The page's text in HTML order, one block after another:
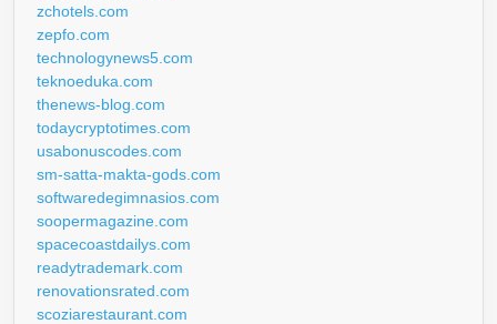
zchotels.com
zepfo.com
technologynews5.com
teknoeduka.com
thenews-blog.com
todaycryptotimes.com
usabonuscodes.com
sm-satta-makta-gods.com
softwaredegimnasios.com
soopermagazine.com
spacecoastdailys.com
readytrademark.com
renovationsrated.com
scoziarestaurant.com